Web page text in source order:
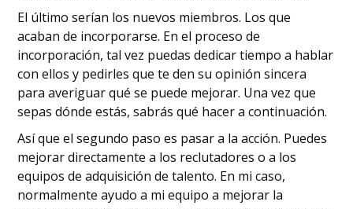
El último serían los nuevos miembros. Los que
acaban de incorporarse. En el proceso de
incorporación, tal vez puedas dedicar tiempo a hablar
con ellos y pedirles que te den su opinión sincera
para averiguar qué se puede mejorar. Una vez que
sepas dónde estás, sabrás qué hacer a continuación.
Así que el segundo paso es pasar a la acción. Puedes
mejorar directamente a los reclutadores o a los
equipos de adquisición de talento. En mi caso,
normalmente ayudo a mi equipo a mejorar la